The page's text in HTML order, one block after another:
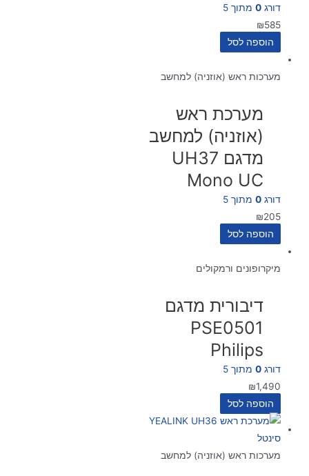
דורג0 מתוך 5
₪585
הוספה לסל
מערכות ראש (אוזניה) למחשב
מערכת ראש
(אוזניה) למחשב
מדגם UH37
Mono UC
דורג0 מתוך 5
₪205
הוספה לסל
מיקרופונים ורמקולים
דיבורית מדגם
PSE0501
Philips
דורג0 מתוך 5
₪1,490
הוספה לסל
מערכות ראש (אוזניה) למחשב